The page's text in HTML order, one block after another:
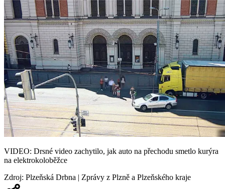
VIDEO: Drsné video zachytilo, jak auto na přechodu smetlo kurýra
na elektrokoloběžce
Zdroj: Plzeňská Drbna | Zprávy z Plzně a Plzeňského kraje